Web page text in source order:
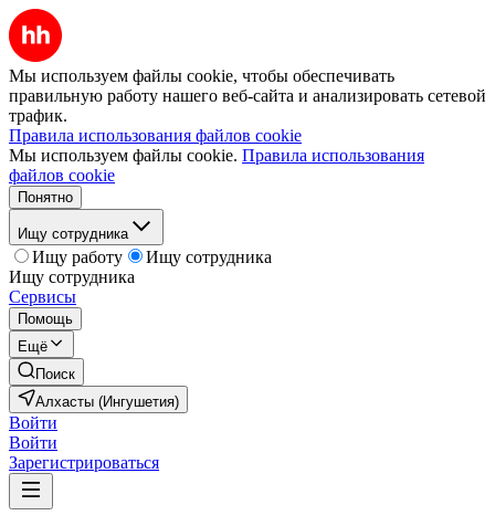
Мы используем файлы cookie, чтобы обеспечивать
правильную работу нашего веб-сайта и анализировать сетевой
трафик.
Правила использования файлов cookie
Мы используем файлы cookie. Правила использования
файлов cookie
Понятно
Ищу сотрудника
Ищу работу
Ищу сотрудника
Ищу сотрудника
Сервисы
Помощь
Ещё
Поиск
Алхасты (Ингушетия)
Войти
Войти
Зарегистрироваться